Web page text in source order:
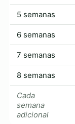
5 semanas
6 semanas
7 semanas
8 semanas
Cada
semana
adicional